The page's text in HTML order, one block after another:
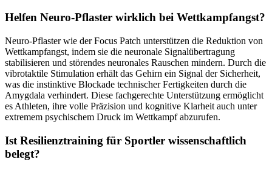
Helfen Neuro-Pflaster wirklich bei Wettkampfangst?
Neuro-Pflaster wie der Focus Patch unterstützen die Reduktion von
Wettkampfangst, indem sie die neuronale Signalübertragung
stabilisieren und störendes neuronales Rauschen mindern. Durch die
vibrotaktile Stimulation erhält das Gehirn ein Signal der Sicherheit,
was die instinktive Blockade technischer Fertigkeiten durch die
Amygdala verhindert. Diese fachgerechte Unterstützung ermöglicht
es Athleten, ihre volle Präzision und kognitive Klarheit auch unter
extremem psychischem Druck im Wettkampf abzurufen.
Ist Resilienztraining für Sportler wissenschaftlich
belegt?